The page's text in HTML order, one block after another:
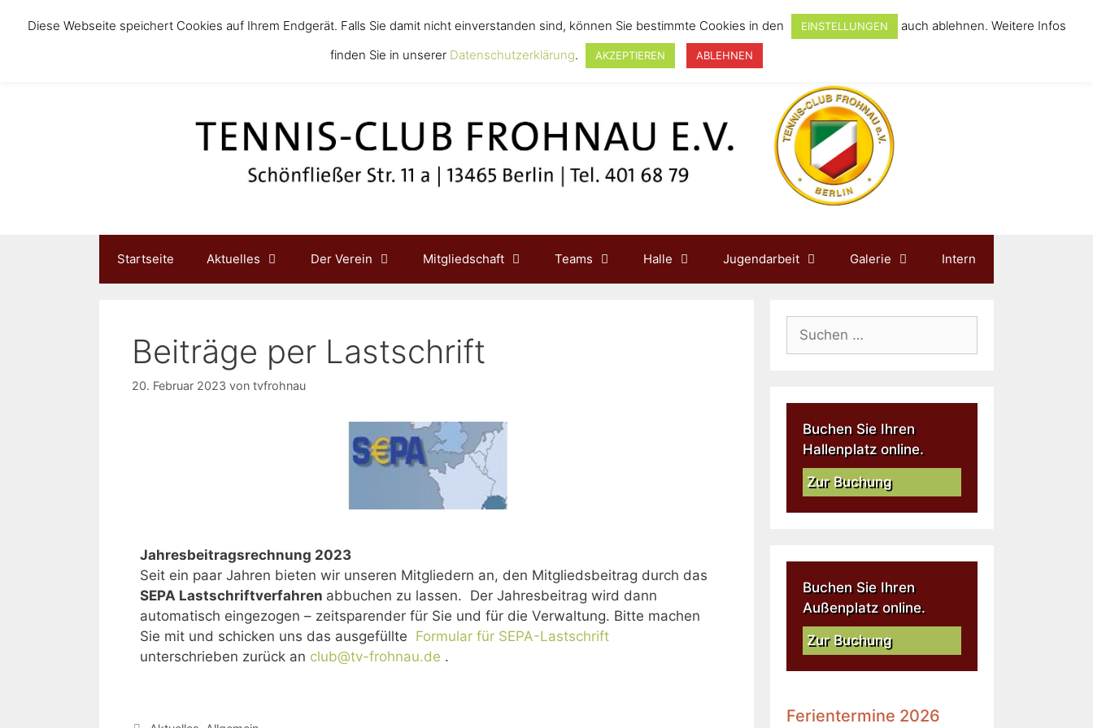
Startseite Aktuelles Der Verein Mitgliedschaft Teams Halle Jugendarbeit Galerie Intern
Beiträge per Lastschrift
20. Februar 2023 von tvfrohnau
Jahresbeitragsrechnung 2023
Seit ein paar Jahren bieten wir unseren Mitgliedern an, den Mitgliedsbeitrag durch das
SEPA Lastschriftverfahren abbuchen zu lassen. Der Jahresbeitrag wird dann
automatisch eingezogen – zeitsparender für Sie und für die Verwaltung. Bitte machen
Sie mit und schicken uns das ausgefüllte Formular für SEPA-Lastschrift
unterschrieben zurück an club@tv-frohnau.de .
Buchen Sie Ihren
Hallenplatz online.
Zur Buchung
Buchen Sie Ihren
Außenplatz online.
Zur Buchung
Ferientermine 2026
Diese Webseite speichert Cookies auf Ihrem Endgerät. Falls Sie damit nicht einverstanden sind, können Sie bestimmte Cookies in den EINSTELLUNGEN
auch ablehnen. Weitere Infos
finden Sie in unserer Datenschutzerklärung. AKZEPTIEREN ABLEHNEN